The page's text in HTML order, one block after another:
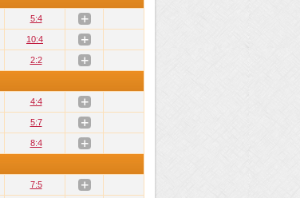
5:4
10:4
2:2
4:4
5:7
8:4
7:5